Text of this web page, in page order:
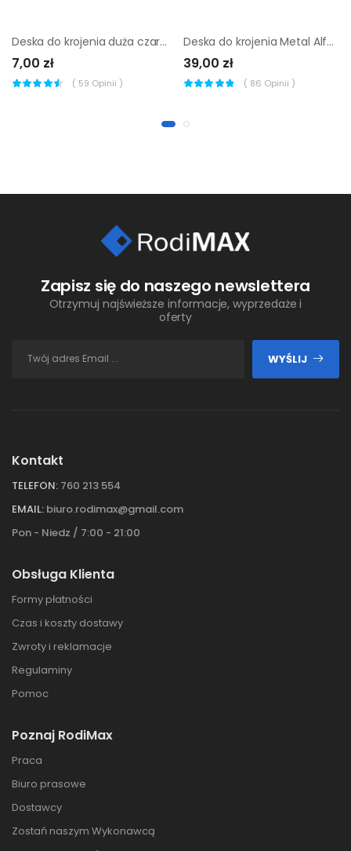
Deska do krojenia duża czarna Plast Team
7,00 zł
( 59 Opinii )
Deska do krojenia Metal Alfa-Cer
39,00 zł
( 86 Opinii )
Zapisz się do naszego newslettera
Otrzymuj najświeższe informacje, wyprzedaże i
oferty
WYŚLIJ
Kontakt
TELEFON: 760 213 554
EMAIL: biuro.rodimax@gmail.com
Pon - Niedz / 7:00 - 21:00
Obsługa Klienta
Formy płatności
Czas i koszty dostawy
Zwroty i reklamacje
Regulaminy
Pomoc
Poznaj RodiMax
Praca
Biuro prasowe
Dostawcy
Zostań naszym Wykonawcą